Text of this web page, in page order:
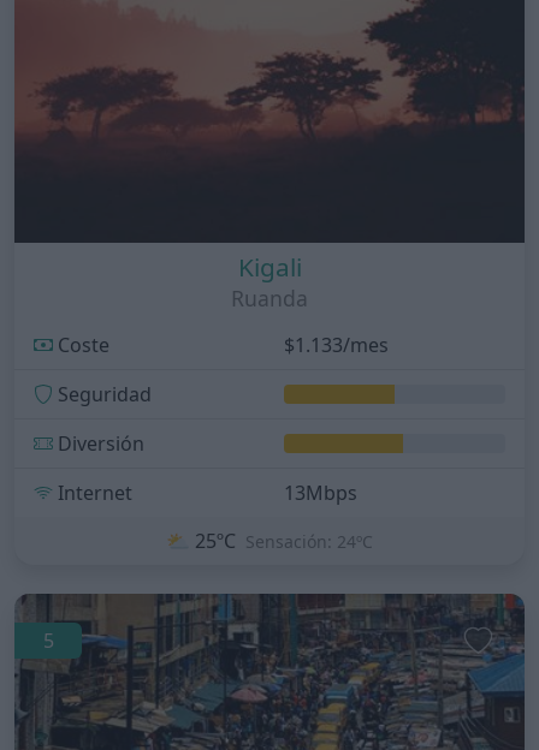
Kigali
Ruanda
Coste
$1.133/mes
Seguridad
Diversión
Internet
13Mbps
⛅ 25ºC Sensación: 24ºC
5